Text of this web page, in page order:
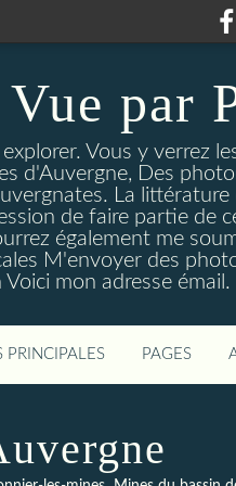
par
Vous y verrez
d'Auvergne, Des
La
de faire partie de
également me
M'envoyer des
mon adresse
PRINCIPALES PAGES